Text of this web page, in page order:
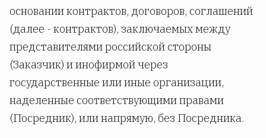
основании контрактов, договоров, соглашений
(далее - контрактов), заключаемых между
представителями российской стороны
(Заказчик) и инофирмой через
государственные или иные организации,
наделенные соответствующими правами
(Посредник), или напрямую, без Посредника.